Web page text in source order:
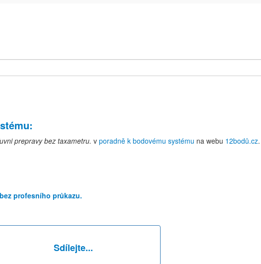
:
prepravy bez taxametru. v poradně k bodovému systému na webu 12bodů.cz
profesního průkazu.
Sdílejte...